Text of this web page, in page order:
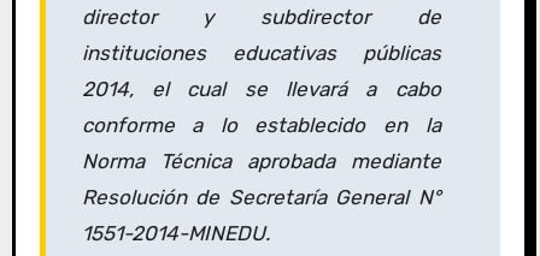
director y subdirector de
instituciones educativas públicas
2014, el cual se llevará a cabo
conforme a lo establecido en la
Norma Técnica aprobada mediante
Resolución de Secretaría General N°
1551-2014-MINEDU.